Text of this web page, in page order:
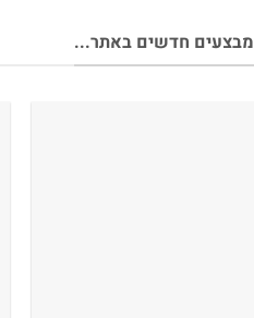
מבצעים חדשים באתר...